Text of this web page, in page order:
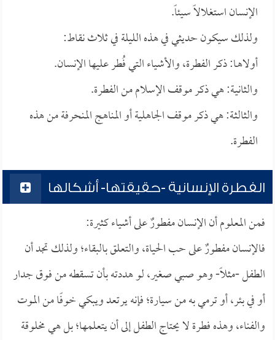
الإنسان استغلالاً سيئاً.
ولذلك سيكون حديثي في هذه الليلة في ثلاث نقاط:
أولاهـا: ذكر الفطرة، والأشياء التي فُطر عليها الإنسان.
والثانيـة: هي ذكر موقف الإسلام من الفطرة.
والثالثـة: هي ذكر موقف الجاهلية أو المناهج المنحرفة من هذه
الفطرة.
الفطرة الإنسانية -حقيقتها- أشكالها
فمن المعلوم أن الإنسان مفطورٌ على أشياء كثيرة:
فالإنسان مفطورٌ على حب الحياة، والتعلق بالبقاء؛ ولذلك تجد أن
الطفل -مثلاً- وهو صبي صغير، لو هددته بأن تسقطه من فوق جدار
أو في بئر، أو ترمي به من سيارة؛ فإنه يرتعد ويبكي خوفًا من الموت
والفناء، وهذه فطرة لا يحتاج الطفل إلى أن يتعلمها؛ بل هي مخلوقة